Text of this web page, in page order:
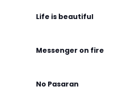
Life is beautiful
Messenger on fire
No Pasaran